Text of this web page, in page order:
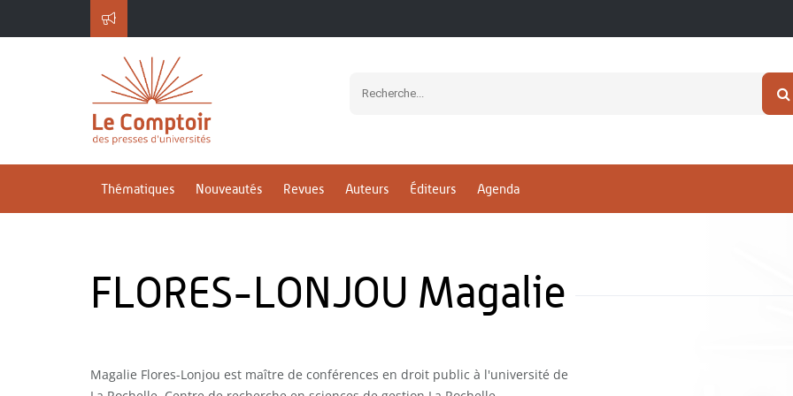
Thématiques Nouveautés Revues Auteurs Éditeurs Agenda
FLORES-LONJOU Magalie
Magalie Flores-Lonjou est maître de conférences en droit public à l'université de